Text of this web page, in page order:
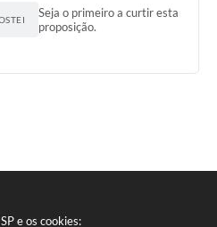
e os cookies:
Seja o primeiro a curtir esta
proposição.